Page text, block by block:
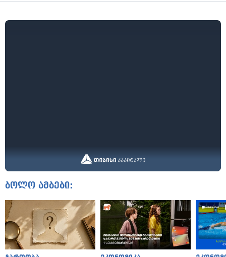
ბოლო ამბები: